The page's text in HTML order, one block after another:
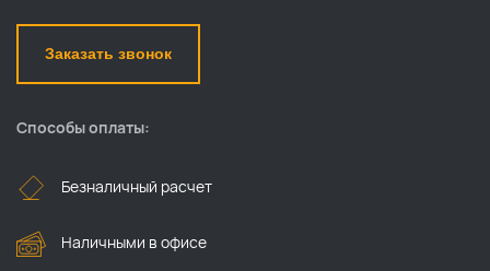
Заказать звонок
Способы оплаты:
Безналичный расчет
Наличными в офисе